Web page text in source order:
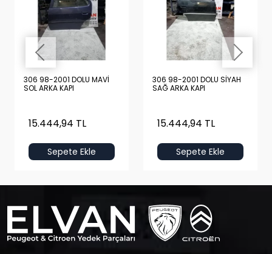
306 98-2001 DOLU MAVİ
SOL ARKA KAPI
15.444,94 TL
Sepete Ekle
306 98-2001 DOLU SİYAH
SAĞ ARKA KAPI
15.444,94 TL
Sepete Ekle